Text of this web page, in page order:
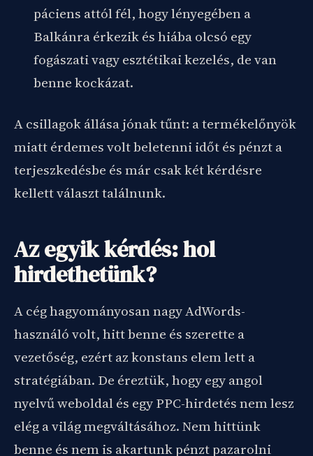
páciens attól fél, hogy lényegében a
Balkánra érkezik és hiába olcsó egy
fogászati vagy esztétikai kezelés, de van
benne kockázat.
A csillagok állása jónak tűnt: a termékelőnyök
miatt érdemes volt beletenni időt és pénzt a
terjeszkedésbe és már csak két kérdésre
kellett választ találnunk.
Az egyik kérdés: hol
hirdethetünk?
A cég hagyományosan nagy AdWords-
használó volt, hitt benne és szerette a
vezetőség, ezért az konstans elem lett a
stratégiában. De éreztük, hogy egy angol
nyelvű weboldal és egy PPC-hirdetés nem lesz
elég a világ megváltásához. Nem hittünk
benne és nem is akartunk pénzt pazarolni